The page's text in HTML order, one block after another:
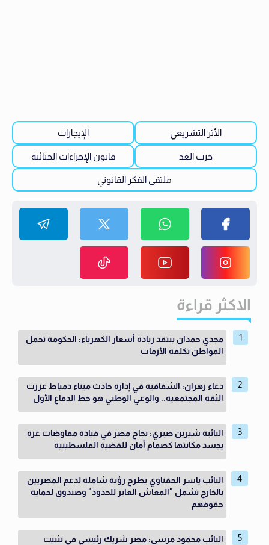
الأثر التشريعي الإيجارات
حزب الغد قانون الإجراءات الجنائية
ملتقى الفكر القانوني
الاكثر قراءة
مجدي حمدان ينتقد زيادة أسعار الكهرباء: الحكومة تحمل
المواطن تكلفة الأزمات
دعاء زهران: الشفافية في إدارة حادث ميناء دمياط عززت
الثقة المجتمعية.. والوعي الوطني هو خط الدفاع الأول
النائبة شيرين صبري: نجاح مصر في قيادة مفاوضات غزة
يجسد مكانتها كصمام أمان للقضية الفلسطينية
النائب ياسر الحفناوي يطرح رؤية شاملة لدعم المصريين
بالخارج تشمل "المعاش العابر للحدود" وصندوق لحماية
حقوقهم
النائب محمود مرسى: مصر شريك رئيسي في تثبيت